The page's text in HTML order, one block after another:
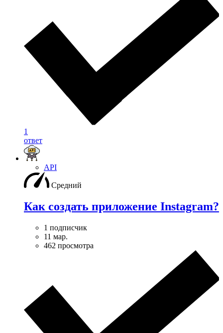
1
ответ
API
Средний
Как создать приложение Instagram?
1 подписчик
11 мар.
462 просмотра